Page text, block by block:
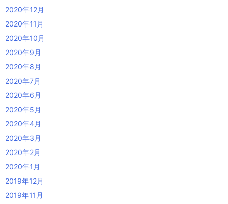
2020年12月
2020年11月
2020年10月
2020年9月
2020年8月
2020年7月
2020年6月
2020年5月
2020年4月
2020年3月
2020年2月
2020年1月
2019年12月
2019年11月